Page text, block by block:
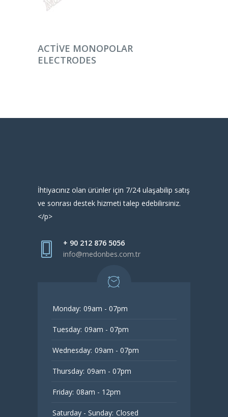
DEVAMINI OKU
ACTIVE MONOPOLAR
ELECTRODES
İhtiyacınız olan ürünler için 7/24 ulaşabilip satış
ve sonrası destek hizmeti talep edebilirsiniz.
</p>
+ 90 212 876 5056
info@medonbes.com.tr
Monday: 09am - 07pm
Tuesday: 09am - 07pm
Wednesday: 09am - 07pm
Thursday: 09am - 07pm
Friday: 08am - 12pm
Saturday - Sunday: Closed